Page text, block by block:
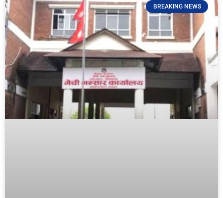
BREAKING NEWS